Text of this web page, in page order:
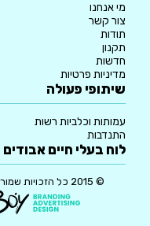
מי אנחנו
צור קשר
תודות
תקנון
חדשות
מדיניות פרטיות
שיתופי פעולה
עמותות וכלביות רשות
התנדבות
לוח בעלי חיים אבודים
© 2015 כל הזכויות שמורות ליד4 - המאגר הארצי לאימוץ כלבים